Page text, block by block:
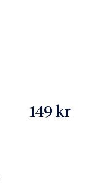
149 kr